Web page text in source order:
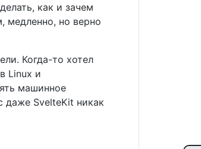
как и зачем
медленно, но верно
Когда-то хотел
Linux и
машинное
даже SvelteKit никак